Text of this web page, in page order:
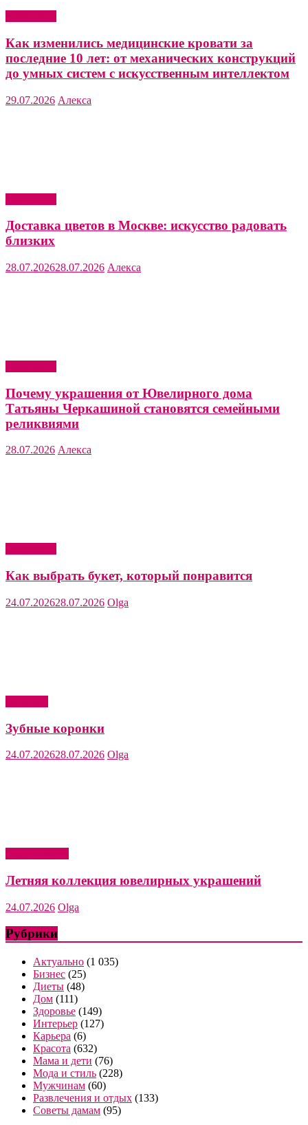
Как изменились медицинские кровати за
последние 10 лет: от механических конструкций
до умных систем с искусственным интеллектом
29.07.2026 Алекса
Доставка цветов в Москве: искусство радовать
близких
28.07.202628.07.2026 Алекса
Почему украшения от Ювелирного дома
Татьяны Черкашиной становятся семейными
реликвиями
28.07.2026 Алекса
Как выбрать букет, который понравится
24.07.202628.07.2026 Olga
Зубные коронки
24.07.202628.07.2026 Olga
Летняя коллекция ювелирных украшений
24.07.2026 Olga
Рубрики
Актуально (1 035)
Бизнес (25)
Диеты (48)
Дом (111)
Здоровье (149)
Интерьер (127)
Карьера (6)
Красота (632)
Мама и дети (76)
Мода и стиль (228)
Мужчинам (60)
Развлечения и отдых (133)
Советы дамам (95)